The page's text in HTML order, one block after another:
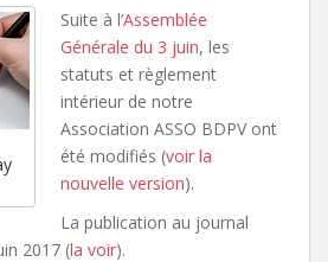
Suite à l’Assemblée
Générale du 3 juin, les
statuts et règlement
intérieur de notre
Association ASSO BDPV ont
été modifiés (voir la
nouvelle version).
La publication au journal
2017 (la voir).